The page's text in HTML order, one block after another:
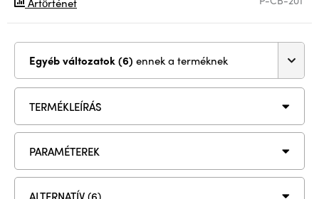
Egyéb változatok (6) ennek a terméknek
TERMÉKLEÍRÁS
PARAMÉTEREK
ALTERNATÍV (6)